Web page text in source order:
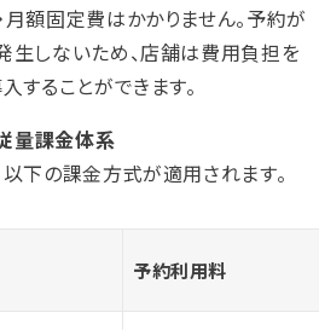
額固定費はかかりません。予約が
生しないため、店舗は費用負担を
することができます。
量課金体系
下の課金方式が適用されます。
予約利用料